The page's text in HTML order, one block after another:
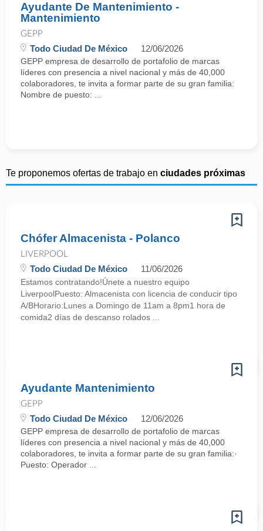
Ayudante De Mantenimiento -
Mantenimiento
GEPP
Todo Ciudad De México 12/06/2026
GEPP empresa de desarrollo de portafolio de marcas
líderes con presencia a nivel nacional y más de 40,000
colaboradores, te invita a formar parte de su gran familia:
Nombre de puesto: ...
Te proponemos ofertas de trabajo en ciudades próximas
Chófer Almacenista - Polanco
LIVERPOOL
Todo Ciudad De México 11/06/2026
Estamos contratando!Únete a nuestro equipo
LiverpoolPuesto: Almacenista con licencia de conducir tipo
A/BHorario:Lunes a Domingo de 11am a 8pm1 hora de
comida2 días de descanso rolados ...
Ayudante Mantenimiento
GEPP
Todo Ciudad De México 12/06/2026
GEPP empresa de desarrollo de portafolio de marcas
líderes con presencia a nivel nacional y más de 40,000
colaboradores, te invita a formar parte de su gran familia:·
Puesto: Operador ...